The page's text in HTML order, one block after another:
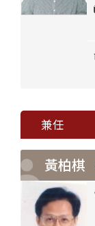
兼任
黃柏棋